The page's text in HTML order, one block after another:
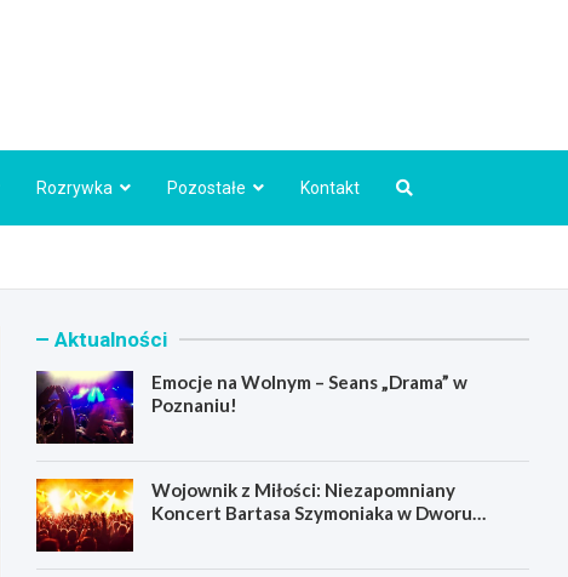
Rozrywka Pozostałe Kontakt
Aktualności
Emocje na Wolnym – Seans „Drama” w
Poznaniu!
Wojownik z Miłości: Niezapomniany
Koncert Bartasa Szymoniaka w Dworu